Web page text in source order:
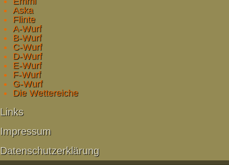
Aska
Flinte
A-Wurf
B-Wurf
C-Wurf
D-Wurf
E-Wurf
F-Wurf
G-Wurf
Die Wettereiche
Links
Impressum
Datenschutzerklärung